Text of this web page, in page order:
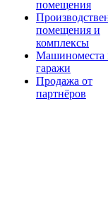
помещения
помещения и
комплексы
Машиноместа
гаражи
Продажа от
партнёров